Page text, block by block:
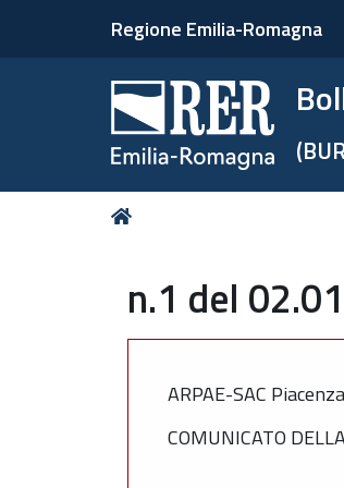
Regione Emilia-Romagna
Tu
n.1 del
ARPAE-SAC Piacenza
COMUNICATO